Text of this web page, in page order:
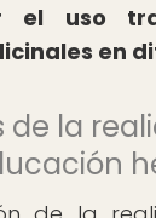
el uso
en
de la